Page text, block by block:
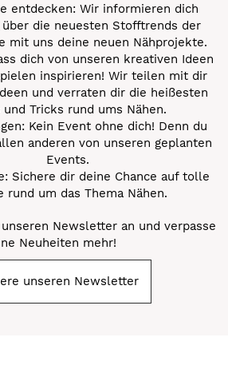
entdecken: Wir informieren dich
über die neuesten Stofftrends der
mit uns deine neuen Nähprojekte.
dich von unseren kreativen Ideen
inspirieren! Wir teilen mit dir
und verraten dir die heißesten
und Tricks rund ums Nähen.
Kein Event ohne dich! Denn du
anderen von unseren geplanten
Events.
Sichere dir deine Chance auf tolle
rund um das Thema Nähen.
Newsletter an und verpasse
Neuheiten mehr!
unseren Newsletter